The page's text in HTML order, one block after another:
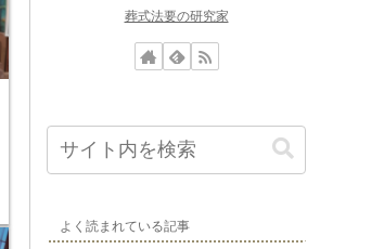
葬式法要の研究家
よく読まれている記事